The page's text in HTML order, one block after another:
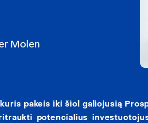
Molen
pakeis iki šiol galiojusią
potencialius